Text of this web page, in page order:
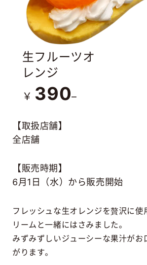
生フルーツオ
レンジ
￥ 390–
【取扱店舗】
全店舗
【販売時期】
6月1日（水）から販売開始
フレッシュな生オレンジを贅沢に使
リームと一緒にはさみました。
みずみずしいジューシーな果汁がお
がります。